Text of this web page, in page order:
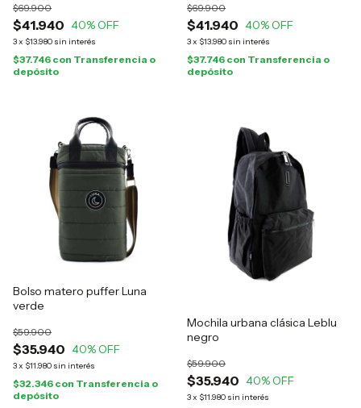
$41.940
$69.900
40% OFF
3x $13.980 sin interés
$37.746 con Transferencia o
depósito
$41.940
$69.900
40% OFF
3x $13.980 sin interés
$37.746 con Transferencia o
depósito
Bolso matero puffer Luna
verde
$35.940
$59.900
40% OFF
3x $11.980 sin interés
$32.346 con Transferencia o
depósito
Mochila urbana clásica Leblu
negro
$35.940
$59.900
40% OFF
3x $11.980 sin interés